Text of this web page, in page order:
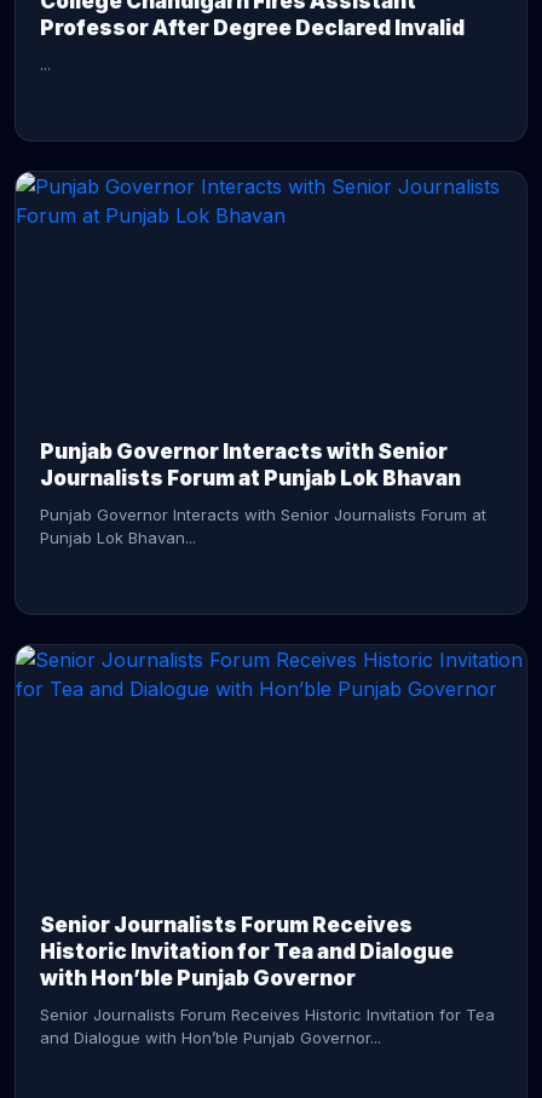
Professor After Degree Declared Invalid
...
Punjab Governor Interacts with Senior
Journalists Forum at Punjab Lok Bhavan
Punjab Governor Interacts with Senior Journalists Forum at
Punjab Lok Bhavan...
Senior Journalists Forum Receives
Historic Invitation for Tea and Dialogue
with Hon’ble Punjab Governor
Senior Journalists Forum Receives Historic Invitation for Tea
and Dialogue with Hon’ble Punjab Governor...